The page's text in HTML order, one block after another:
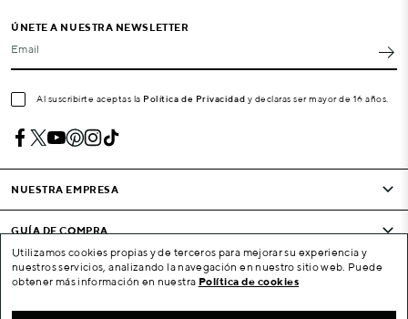
ÚNETE A NUESTRA NEWSLETTER
Email
Al suscribirte aceptas la Política de Privacidad y declaras ser mayor de 16 años.
NUESTRA EMPRESA
GUÍA DE COMPRA
CONDICIONES Y EMPRESA
SU CUENTA
Utilizamos cookies propias y de terceros para mejorar su experiencia y
nuestros servicios, analizando la navegación en nuestro sitio web. Puede
obtener más información en nuestra Política de cookies